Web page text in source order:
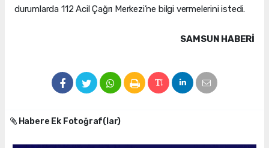
durumlarda 112 Acil Çağrı Merkezi’ne bilgi vermelerini istedi.
SAMSUN HABERİ
Habere Ek Fotoğraf(lar)